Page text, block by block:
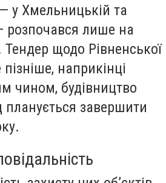
у Хмельницькій та
розпочався лише на
щодо Рівненської
наприкінці
чином, будівництво
планується завершити